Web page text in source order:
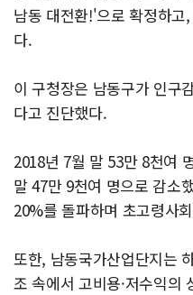
남동 대전환!'으로 확정하
다.
이 구청장은 남동구가 인구
다고 진단했다.
2018년 7월 말 53만 8천여
말 47만 9천여 명으로 감소
20%를 돌파하며 초고령사
또한, 남동국가산업단지는
조 속에서 고비용·저수익의